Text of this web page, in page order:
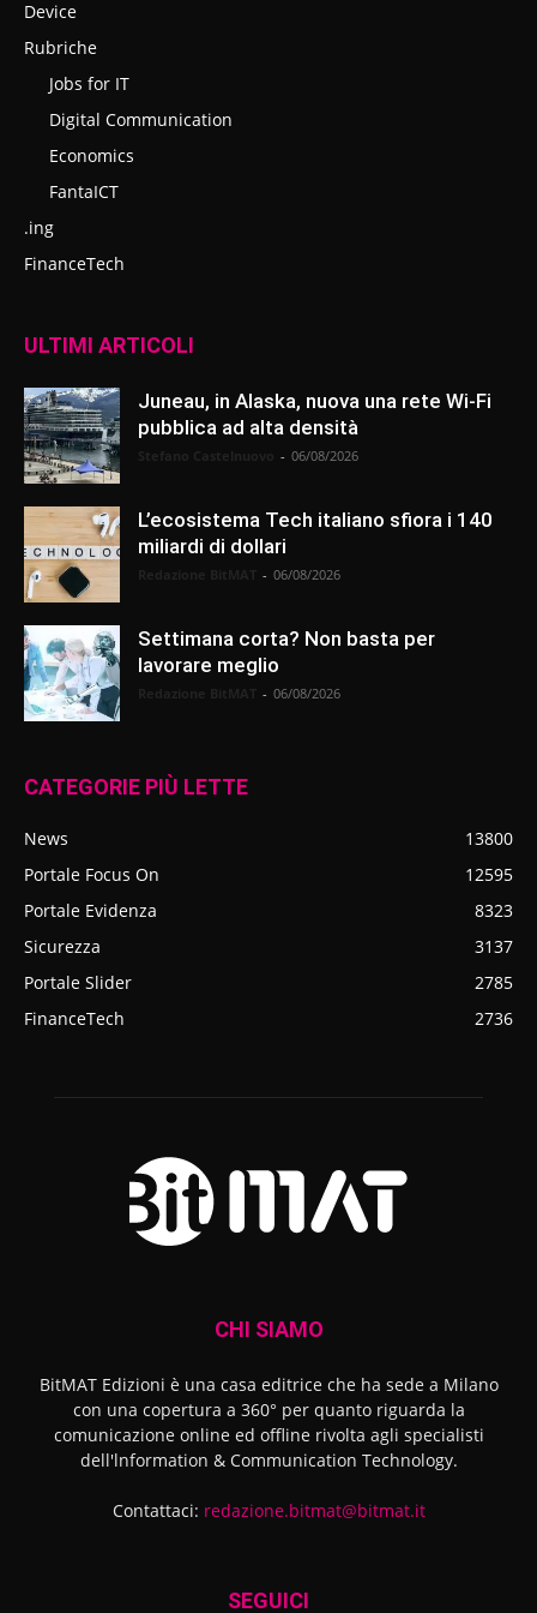
Device
Rubriche
Jobs for IT
Digital Communication
Economics
FantaICT
.ing
FinanceTech
ULTIMI ARTICOLI
Juneau, in Alaska, nuova una rete Wi-Fi
pubblica ad alta densità
- 06/08/2026
L’ecosistema Tech italiano sfiora i 140
miliardi di dollari
- 06/08/2026
Settimana corta? Non basta per
lavorare meglio
- 06/08/2026
CATEGORIE PIÙ LETTE
News
13800
Portale Focus On
12595
Portale Evidenza
8323
Sicurezza
3137
Portale Slider
2785
FinanceTech
2736
CHI SIAMO
BitMAT Edizioni è una casa editrice che ha sede a Milano
con una copertura a 360° per quanto riguarda la
comunicazione online ed offline rivolta agli specialisti
dell'lnformation & Communication Technology.
Contattaci: redazione.bitmat@bitmat.it
SEGUICI